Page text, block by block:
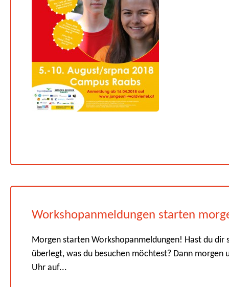
Workshopanmeldungen starten
Morgen starten Workshopanmeldungen! Hast du dir
überlegt, was du besuchen möchtest? Dann morgen
Uhr auf...